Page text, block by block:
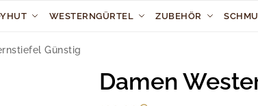
WESTERNGÜRTEL ZUBEHÖR
Günstig
Damen